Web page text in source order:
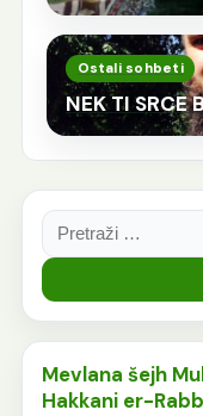
Ostali sohbeti
NEK TI SRCE
Pretraga:
Mevlana šejh
Hakkani er-